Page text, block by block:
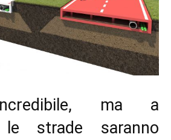
ma a
le strade saranno